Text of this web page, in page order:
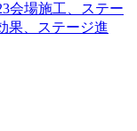
会場施工、ステー
果、ステージ進